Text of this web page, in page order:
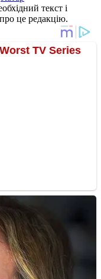
текст і
це редакцію.